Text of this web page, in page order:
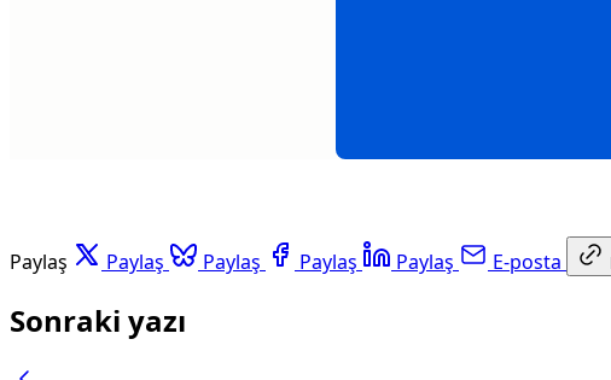
Paylaş Paylaş Paylaş Paylaş Paylaş E-posta
Sonraki yazı